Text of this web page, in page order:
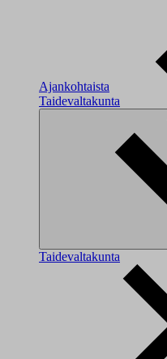
Ajankohtaista
Taidevaltakunta
Taidevaltakunta